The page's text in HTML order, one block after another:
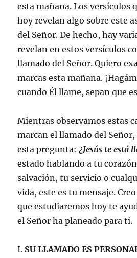
esta mañana. Los versículos
hoy revelan algo sobre este
del Señor. De hecho, hay
revelan en estos versículos
llamado del Señor. Quiero
marcas esta mañana.
cuando Él llame, sepan que
Mientras observamos estas
marcan el llamado del
esta pregunta:¿Jesús te está
estado hablando a tu
salvación, tu servicio o
vida, este es tu mensaje.
que estudiaremos hoy te
el Señor ha planeado para ti.
I. SU LLAMADO ES